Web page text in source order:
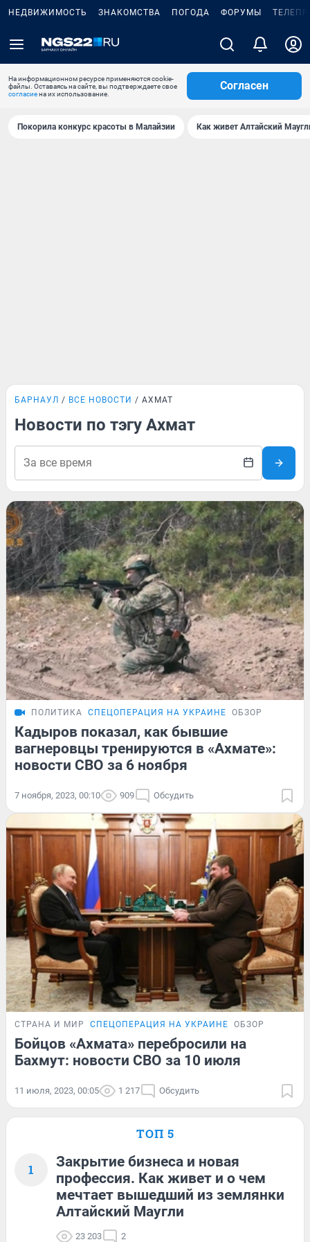
НЕДВИЖИМОСТЬ ЗНАКОМСТВА ПОГОДА ФОРУМЫ
На информационном ресурсе применяются cookie-
файлы. Оставаясь на сайте, вы подтверждаете свое
согласиена их использование.
Согласен
Покорила конкурс красоты в Малайзии Как живет Алтайский
БАРНАУЛ ВСЕ НОВОСТИ АХМАТ
Новости по тэгу Ахмат
ПОЛИТИКА СПЕЦОПЕРАЦИЯ НА УКРАИНЕ ОБЗОР
Кадыров показал, как бывшие
вагнеровцы тренируются в «Ахмате»:
новости СВО за 6 ноября
7 ноября, 2023, 00:10 909 Обсудить
СТРАНА И МИР СПЕЦОПЕРАЦИЯ НА УКРАИНЕ ОБЗОР
Бойцов «Ахмата» перебросили на
Бахмут: новости СВО за 10 июля
11 июля, 2023, 00:05 1 217 Обсудить
ТОП 5
1
Закрытие бизнеса и новая
профессия. Как живет и о чем
мечтает вышедший из землянки
Алтайский Маугли
23 203 2